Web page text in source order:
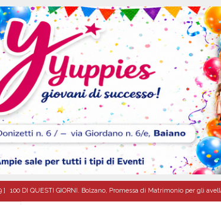
] 100 DI QUESTI GIORNI. Bolzano, Promessa di Matrimonio per gli